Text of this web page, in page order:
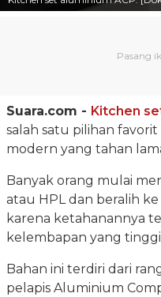
Suara.com - Kitchen
salah satu pilihan
modern yang tahan
Banyak orang mulai
atau HPL dan beralih ke
karena ketahanannya
kelembapan yang
Bahan ini terdiri dari
pelapis Aluminium